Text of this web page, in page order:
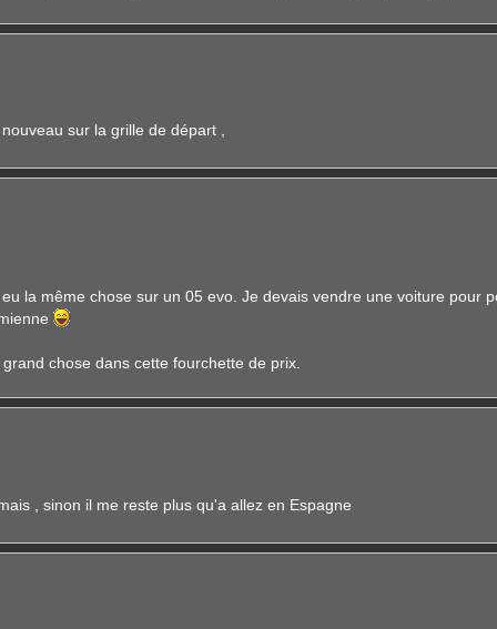
sur la grille de départ ,
la même chose sur un 05 evo. Je devais vendre une voiture pour
chose dans cette fourchette de prix.
, sinon il me reste plus qu'a allez en Espagne